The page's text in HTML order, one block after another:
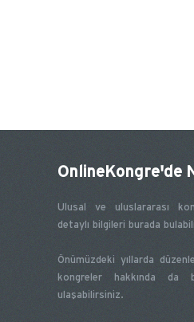
OnlineKongre'de
Ulusal ve uluslararası
detaylı bilgileri burada
Önümüzdeki yıllarda
kongreler hakkında da
ulaşabilirsiniz.